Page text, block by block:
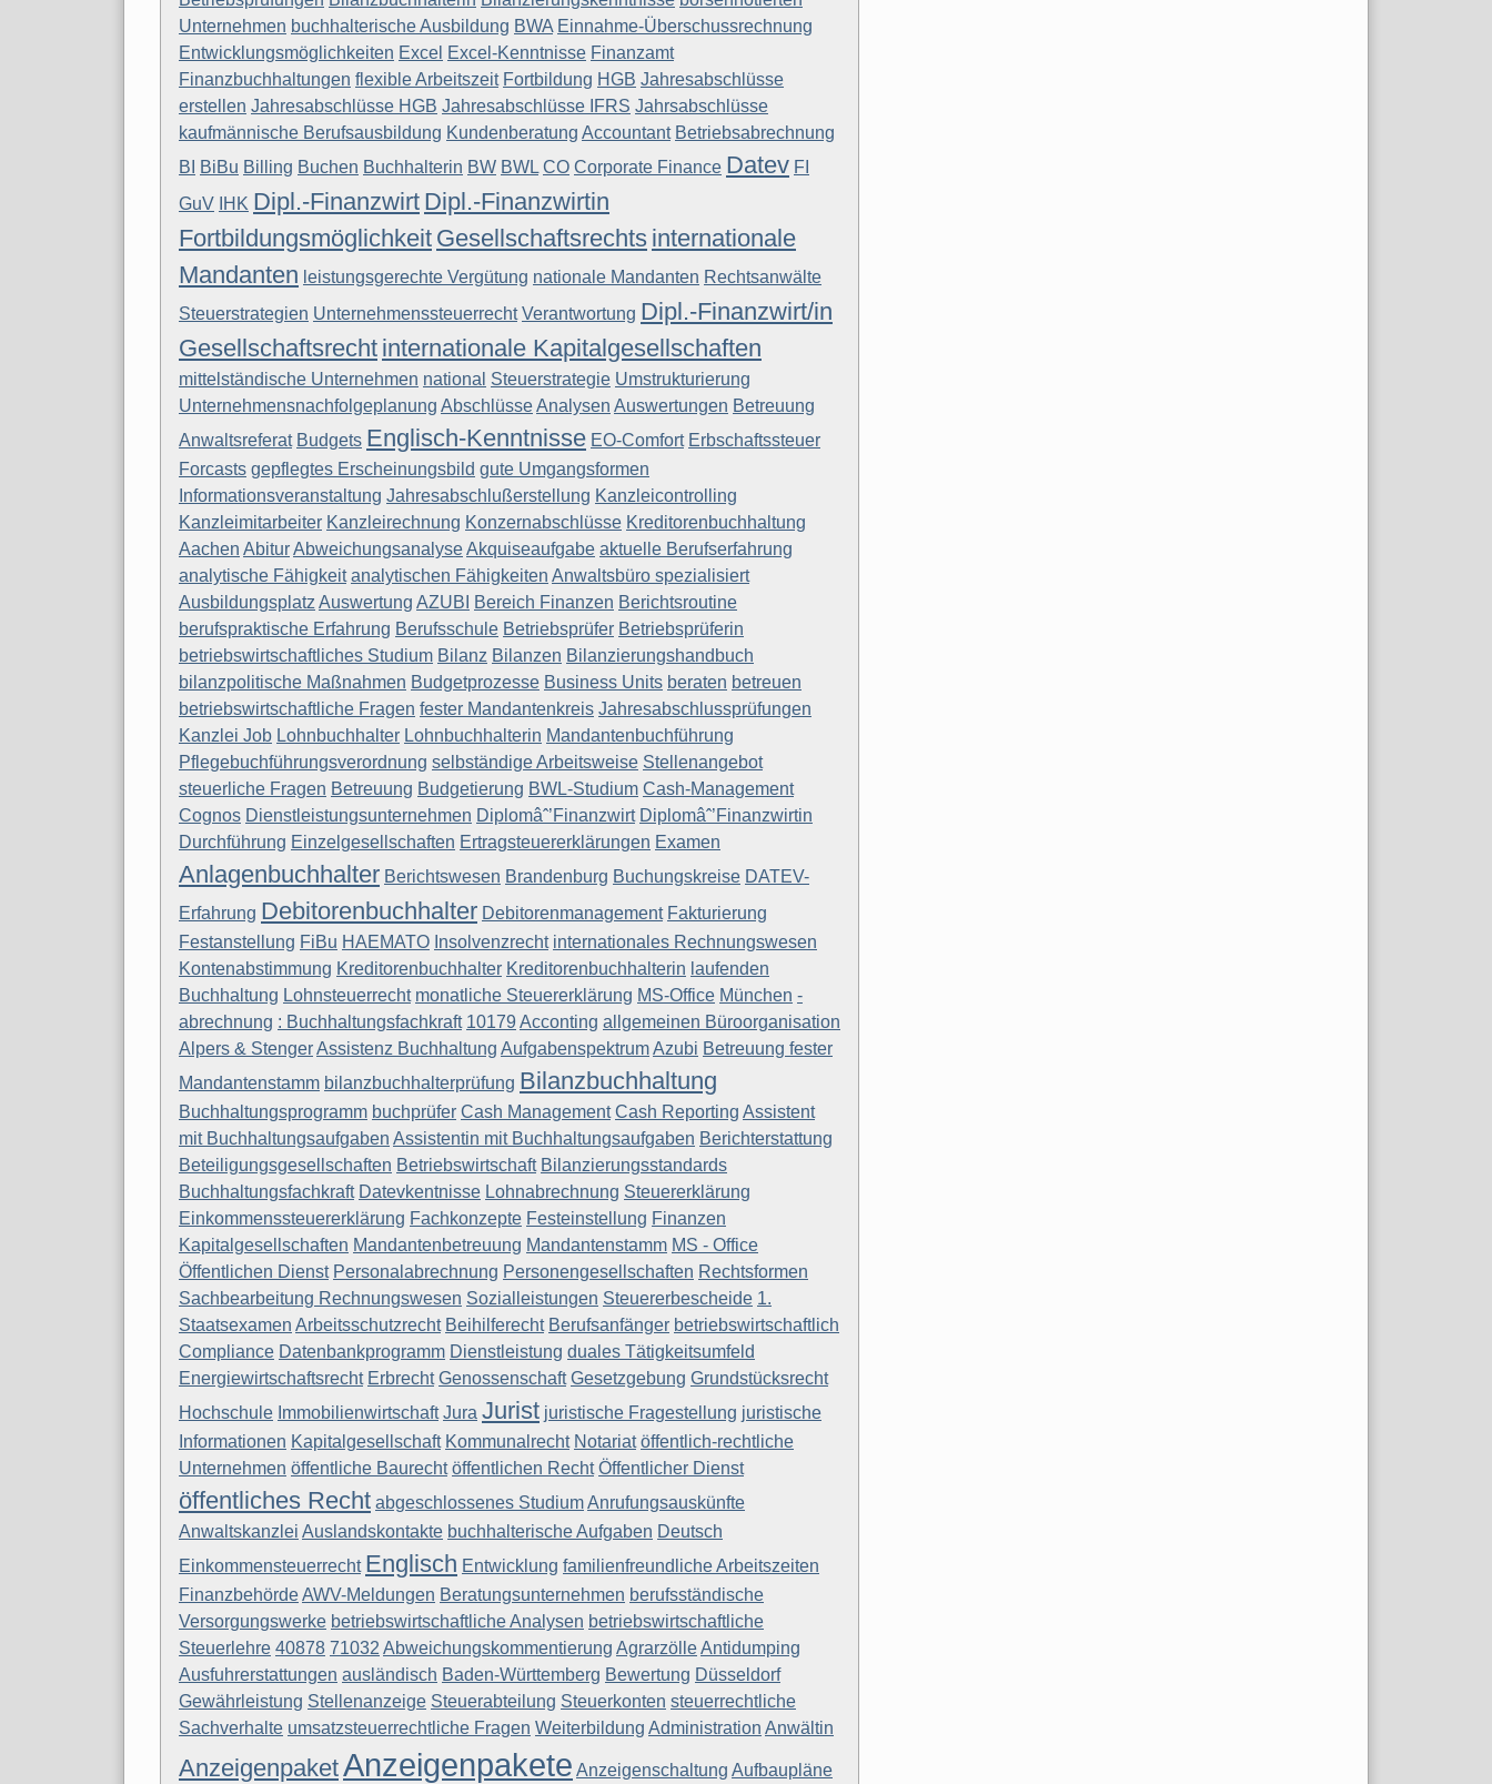
Unternehmen buchhalterische Ausbildung BWA Einnahme-Überschussrechnung
Entwicklungsmöglichkeiten Excel Excel-Kenntnisse Finanzamt
Finanzbuchhaltungen flexible Arbeitszeit Fortbildung HGB Jahresabschlüsse
erstellen Jahresabschlüsse HGB Jahresabschlüsse IFRS Jahrsabschlüsse
kaufmännische Berufsausbildung Kundenberatung Accountant Betriebsabrechnung
BI
BiBu Billing Buchen Buchhalterin BW BWL CO Corporate Finance Datev FI
GuV IHK Dipl.-Finanzwirt Dipl.-Finanzwirtin
Fortbildungsmöglichkeit Gesellschaftsrechts internationale
Mandanten leistungsgerechte Vergütung nationale Mandanten Rechtsanwälte
Steuerstrategien Unternehmenssteuerrecht Verantwortung Dipl.-Finanzwirt/in
Gesellschaftsrecht internationale Kapitalgesellschaften
mittelständische Unternehmen national Steuerstrategie Umstrukturierung
Unternehmensnachfolgeplanung AbschlüsseAnalysen Auswertungen Betreuung
Anwaltsreferat Budgets Englisch-Kenntnisse EO-Comfort Erbschaftssteuer
Forcasts gepflegtes Erscheinungsbild gute Umgangsformen
Informationsveranstaltung Jahresabschlußerstellung Kanzleicontrolling
Kanzleimitarbeiter Kanzleirechnung Konzernabschlüsse Kreditorenbuchhaltung
Aachen AbiturAbweichungsanalyseAkquiseaufgabe aktuelle Berufserfahrung
analytische Fähigkeit analytischen Fähigkeiten Anwaltsbüro spezialisiert
Ausbildungsplatz Auswertung AZUBI Bereich Finanzen Berichtsroutine
berufspraktische Erfahrung Berufsschule Betriebsprüfer Betriebsprüferin
betriebswirtschaftliches Studium Bilanz Bilanzen Bilanzierungshandbuch
bilanzpolitische Maßnahmen Budgetprozesse Business Units beraten betreuen
betriebswirtschaftliche Fragen fester Mandantenkreis Jahresabschlussprüfungen
Kanzlei Job Lohnbuchhalter Lohnbuchhalterin Mandantenbuchführung
Pflegebuchführungsverordnung selbständige Arbeitsweise Stellenangebot
steuerliche Fragen Betreuung Budgetierung BWL-Studium Cash-Management
Cognos Dienstleistungsunternehmen Diplomâˆ’Finanzwirt Diplomâˆ’Finanzwirtin
Durchführung Einzelgesellschaften Ertragsteuererklärungen Examen
Anlagenbuchhalter Berichtswesen Brandenburg Buchungskreise DATEV-
Erfahrung Debitorenbuchhalter Debitorenmanagement Fakturierung
Festanstellung FiBu HAEMATO Insolvenzrecht internationales Rechnungswesen
Kontenabstimmung Kreditorenbuchhalter Kreditorenbuchhalterin laufenden
Buchhaltung Lohnsteuerrecht monatliche Steuererklärung MS-Office München -
abrechnung : Buchhaltungsfachkraft 10179 Acconting allgemeinen Büroorganisation
Alpers & StengerAssistenz Buchhaltung AufgabenspektrumAzubi Betreuung fester
Mandantenstamm bilanzbuchhalterprüfung Bilanzbuchhaltung
Buchhaltungsprogramm buchprüfer Cash Management Cash Reporting Assistent
mit Buchhaltungsaufgaben Assistentin mit Buchhaltungsaufgaben Berichterstattung
Beteiligungsgesellschaften Betriebswirtschaft Bilanzierungsstandards
Buchhaltungsfachkraft Datevkentnisse Lohnabrechnung Steuererklärung
Einkommenssteuererklärung Fachkonzepte Festeinstellung Finanzen
Kapitalgesellschaften Mandantenbetreuung Mandantenstamm MS - Office
Öffentlichen Dienst Personalabrechnung Personengesellschaften Rechtsformen
Sachbearbeitung Rechnungswesen Sozialleistungen Steuererbescheide 1.
Staatsexamen Arbeitsschutzrecht Beihilferecht Berufsanfänger betriebswirtschaftlich
Compliance Datenbankprogramm Dienstleistung duales Tätigkeitsumfeld
Energiewirtschaftsrecht Erbrecht Genossenschaft Gesetzgebung Grundstücksrecht
Hochschule Immobilienwirtschaft Jura Jurist juristische Fragestellung juristische
Informationen Kapitalgesellschaft Kommunalrecht Notariat öffentlich-rechtliche
Unternehmen öffentliche Baurecht öffentlichen Recht Öffentlicher Dienst
öffentliches Recht abgeschlossenes StudiumAnrufungsauskünfte
Anwaltskanzlei Auslandskontakte buchhalterische Aufgaben Deutsch
Einkommensteuerrecht Englisch Entwicklung familienfreundliche Arbeitszeiten
FinanzbehördeAWV-Meldungen Beratungsunternehmen berufsständische
Versorgungswerke betriebswirtschaftliche Analysen betriebswirtschaftliche
Steuerlehre 40878 71032 Abweichungskommentierung AgrarzölleAntidumping
Ausfuhrerstattungen ausländisch Baden-Württemberg Bewertung Düsseldorf
Gewährleistung Stellenanzeige Steuerabteilung Steuerkonten steuerrechtliche
Sachverhalte umsatzsteuerrechtliche Fragen Weiterbildung Administration Anwältin
AnzeigenpaketAnzeigenpakete Anzeigenschaltung Aufbaupläne